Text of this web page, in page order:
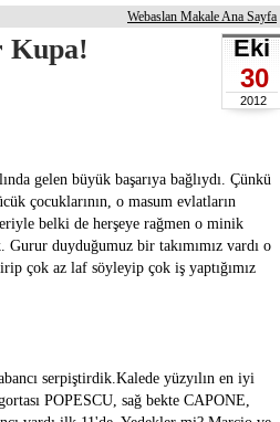
Webaslan Makale Ana Sayfa
Kupa! Eki
30
2012
gelen büyük başarıya bağlıydı. Çünkü
çocuklarının, o masum evlatların
belki de herşeye rağmen o minik
duyduğumuz bir takımımız vardı o
çok az laf söyleyip çok iş yaptığımız
serpiştirdik.Kalede yüzyılın en iyi
POPESCU, sağ bekte CAPONE,